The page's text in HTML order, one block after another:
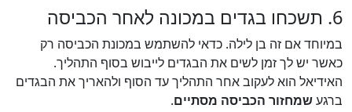
6. תשכחו בגדים במכונה לאחר הכביסה
במיוחד אם זה בן לילה. כדאי להשתמש במכונת הכביסה רק
כאשר יש לך זמן לשים את הבגדים לייבוש בסוף התהליך.
האידיאל הוא לעקוב אחר התהליך עד הסוף ולהאריך את הבגדים
ברגעשמחזור הכביסה מסתיים.